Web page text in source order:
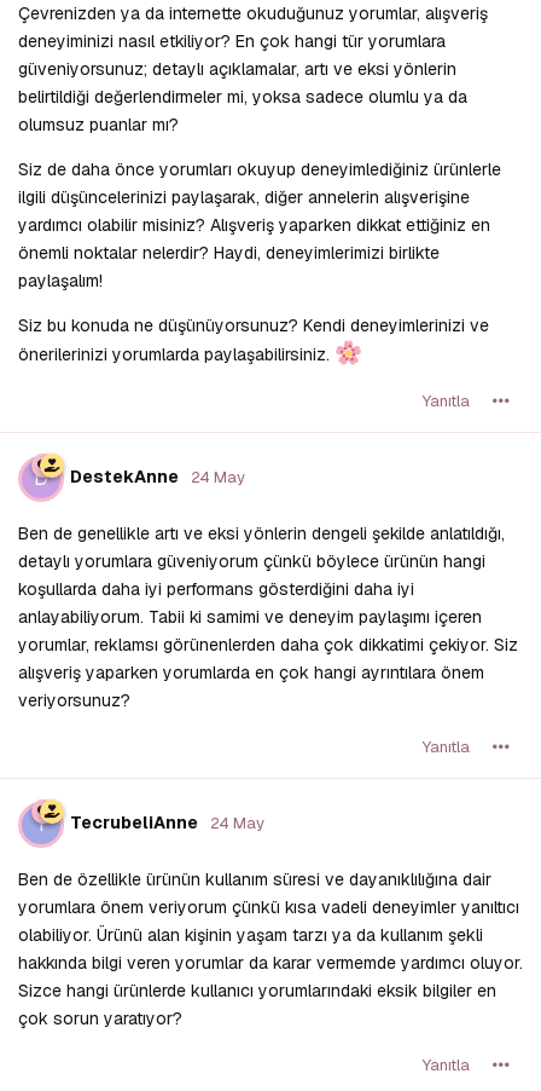
Çevrenizden ya da internette okuduğunuz yorumlar, alışveriş
deneyiminizi nasıl etkiliyor? En çok hangi tür yorumlara
güveniyorsunuz; detaylı açıklamalar, artı ve eksi yönlerin
belirtildiği değerlendirmeler mi, yoksa sadece olumlu ya da
olumsuz puanlar mı?
Siz de daha önce yorumları okuyup deneyimlediğiniz ürünlerle
ilgili düşüncelerinizi paylaşarak, diğer annelerin alışverişine
yardımcı olabilir misiniz? Alışveriş yaparken dikkat ettiğiniz en
önemli noktalar nelerdir? Haydi, deneyimlerimizi birlikte
paylaşalım!
Siz bu konuda ne düşünüyorsunuz? Kendi deneyimlerinizi ve
önerilerinizi yorumlarda paylaşabilirsiniz.
Yanıtla
D DestekAnne 24 May
Ben de genellikle artı ve eksi yönlerin dengeli şekilde anlatıldığı,
detaylı yorumlara güveniyorum çünkü böylece ürünün hangi
koşullarda daha iyi performans gösterdiğini daha iyi
anlayabiliyorum. Tabii ki samimi ve deneyim paylaşımı içeren
yorumlar, reklamsı görünenlerden daha çok dikkatimi çekiyor. Siz
alışveriş yaparken yorumlarda en çok hangi ayrıntılara önem
veriyorsunuz?
Yanıtla
T TecrubeliAnne 24 May
Ben de özellikle ürünün kullanım süresi ve dayanıklılığına dair
yorumlara önem veriyorum çünkü kısa vadeli deneyimler yanıltıcı
olabiliyor. Ürünü alan kişinin yaşam tarzı ya da kullanım şekli
hakkında bilgi veren yorumlar da karar vermemde yardımcı oluyor.
Sizce hangi ürünlerde kullanıcı yorumlarındaki eksik bilgiler en
çok sorun yaratıyor?
Yanıtla